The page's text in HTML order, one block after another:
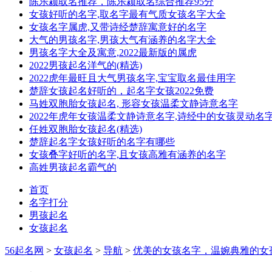
女孩好听的名字,取名字最有气质女孩名字大全
女孩名字属虎,又带诗经楚辞寓意好的名字
大气的男孩名字,男孩大气有涵养的名字大全
男孩名字大全及寓意,2022最新版的属虎
2022男孩起名洋气的(精选)
2022虎年最旺且大气男孩名字,宝宝取名最佳用字
楚辞女孩起名好听的，起名字女孩2022免费
马姓双胞胎女孩起名, 形容女孩温柔文静诗意名字
2022年虎年女孩温柔文静诗意名字,诗经中的女孩灵动名
任姓双胞胎女孩起名(精选)
楚辞起名字女孩好听的名字有哪些
女孩叠字好听的名字,且女孩高雅有涵养的名字
高姓男孩起名霸气的
首页
名字打分
男孩起名
女孩起名
56起名网 > 女孩起名 > 导航 > 优美的女孩名字，温婉典雅的女